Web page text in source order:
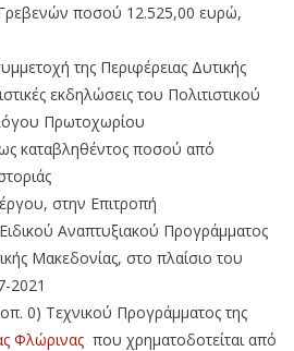
ποσού 12.525,00 ευρώ,
της Περιφέρειας Δυτικής
εκδηλώσεις του Πολιτιστικού
Πρωτοχωρίου
καταβληθέντος ποσού από
στην Επιτροπή
Αναπτυξιακού Προγράμματος
Μακεδονίας, στο πλαίσιο του
2021
0) Τεχνικού Προγράμματος της
Φλώριναςπου χρηματοδοτείται από